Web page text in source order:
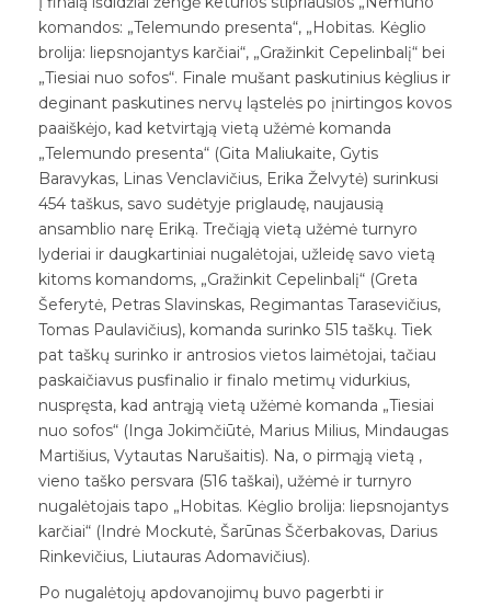
komandos: „Telemundo presenta“, „Hobitas. Kėglio
brolija: liepsnojantys karčiai“, „Gražinkit Cepelinbalį“ bei
„Tiesiai nuo sofos“. Finale mušant paskutinius kėglius ir
deginant paskutines nervų ląstelės po įnirtingos kovos
paaiškėjo, kad ketvirtąją vietą užėmė komanda
„Telemundo presenta“ (Gita Maliukaite, Gytis
Baravykas, Linas Venclavičius, Erika Želvytė) surinkusi
454 taškus, savo sudėtyje priglaudę, naujausią
ansamblio narę Eriką. Trečiąją vietą užėmė turnyro
lyderiai ir daugkartiniai nugalėtojai, užleidę savo vietą
kitoms komandoms, „Gražinkit Cepelinbalį“ (Greta
Šeferytė, Petras Slavinskas, Regimantas Tarasevičius,
Tomas Paulavičius), komanda surinko 515 taškų. Tiek
pat taškų surinko ir antrosios vietos laimėtojai, tačiau
paskaičiavus pusfinalio ir finalo metimų vidurkius,
nuspręsta, kad antrąją vietą užėmė komanda „Tiesiai
nuo sofos“ (Inga Jokimčiūtė, Marius Milius, Mindaugas
Martišius, Vytautas Narušaitis). Na, o pirmąją vietą ,
vieno taško persvara (516 taškai), užėmė ir turnyro
nugalėtojais tapo „Hobitas. Kėglio brolija: liepsnojantys
karčiai“ (Indrė Mockutė, Šarūnas Ščerbakovas, Darius
Rinkevičius, Liutauras Adomavičius).
Po nugalėtojų apdovanojimų buvo pagerbti ir